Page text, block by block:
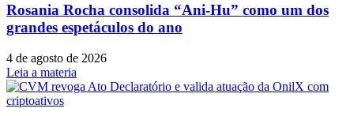
Rosania Rocha consolida “Ani-Hu” como um dos
grandes espetáculos do ano
4 de agosto de 2026
Leia a materia